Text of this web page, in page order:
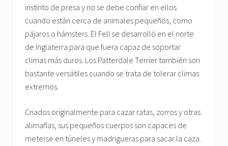
instinto de presa y no se debe confiar en ellos
cuando están cerca de animales pequeños, como
pájaros o hámsters. El Fell se desarrolló en el norte
de Inglaterra para que fuera capaz de soportar
climas más duros. Los Patterdale Terrier también son
bastante versátiles cuando se trata de tolerar climas
extremos.
Criados originalmente para cazar ratas, zorros y otras
alimañas, sus pequeños cuerpos son capaces de
meterse en túneles y madrigueras para sacar la caza.